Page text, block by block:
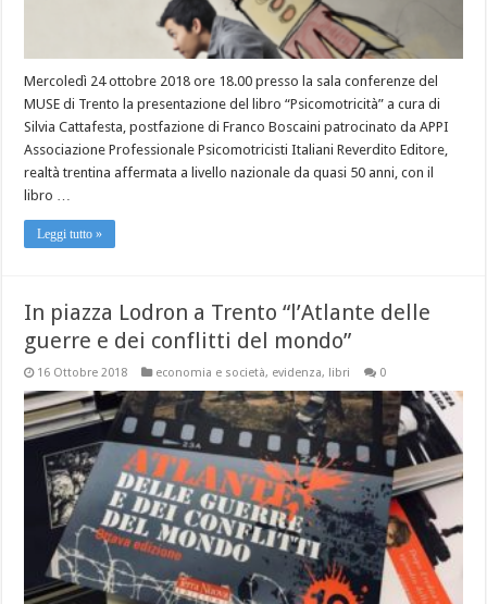
Mercoledì 24 ottobre 2018 ore 18.00 presso la sala conferenze del
MUSE di Trento la presentazione del libro “Psicomotricità” a cura di
Silvia Cattafesta, postfazione di Franco Boscaini patrocinato da APPI
Associazione Professionale Psicomotricisti Italiani Reverdito Editore,
realtà trentina affermata a livello nazionale da quasi 50 anni, con il
libro …
Leggi tutto »
In piazza Lodron a Trento “l’Atlante delle
guerre e dei conflitti del mondo”
16 Ottobre 2018 economia e società, evidenza, libri 0